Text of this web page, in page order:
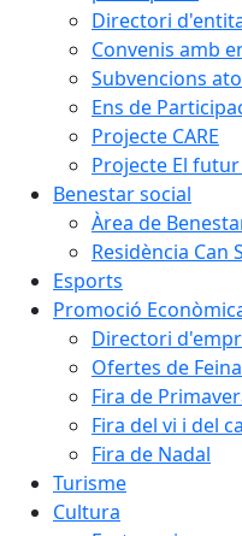
Directori
Convenis amb
Subvencions
Ens de
Projecte CARE
Projecte El
Benestar social
Àrea de
Residència Can
Esports
Promoció
Directori
Ofertes de
Fira de
Fira del vi i del
Fira de Nadal
Turisme
Cultura